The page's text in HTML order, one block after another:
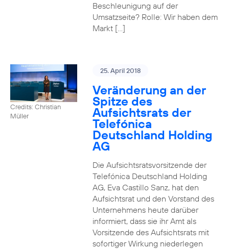
Beschleunigung auf der
Umsatzseite? Rolle: Wir haben dem
Markt […]
Credits: Christian
Müller
25. April 2018
Veränderung an der
Spitze des
Aufsichtsrats der
Telefónica
Deutschland Holding
AG
Die Aufsichtsratsvorsitzende der
Telefónica Deutschland Holding
AG, Eva Castillo Sanz, hat den
Aufsichtsrat und den Vorstand des
Unternehmens heute darüber
informiert, dass sie ihr Amt als
Vorsitzende des Aufsichtsrats mit
sofortiger Wirkung niederlegen